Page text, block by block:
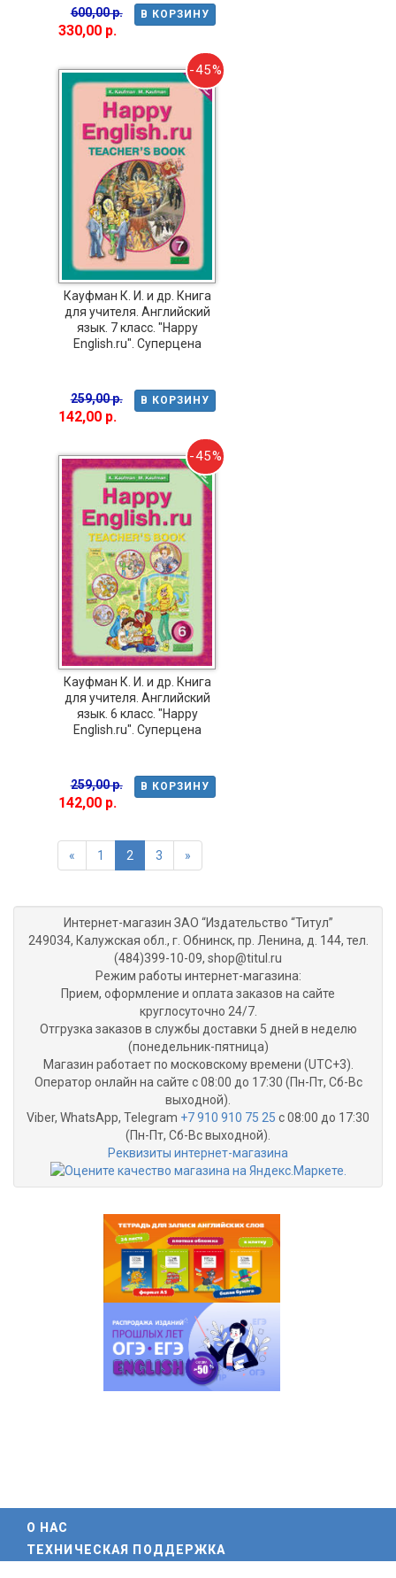
В КОРЗИНУ
600,00 р.
330,00 р.
-45%
Кауфман К. И. и др. Книга
для учителя. Английский
язык. 7 класс. "Happy
English.ru". Суперцена
В КОРЗИНУ
259,00 р.
142,00 р.
-45%
Кауфман К. И. и др. Книга
для учителя. Английский
язык. 6 класс. "Happy
English.ru". Суперцена
В КОРЗИНУ
259,00 р.
142,00 р.
« 1 2 3 »
Интернет-магазин ЗАО “Издательство “Титул”
249034, Калужская обл., г. Обнинск, пр. Ленина, д. 144, тел.
(484)399-10-09, shop@titul.ru
Режим работы интернет-магазина:
Прием, оформление и оплата заказов на сайте
круглосуточно 24/7.
Отгрузка заказов в службы доставки 5 дней в неделю
(понедельник-пятница)
Магазин работает по московскому времени (UTC+3).
Оператор онлайн на сайте с 08:00 до 17:30 (Пн-Пт, Сб-Вс
выходной).
Viber, WhatsApp, Telegram +7 910 910 75 25 с 08:00 до 17:30
(Пн-Пт, Сб-Вс выходной).
Реквизиты интернет-магазина
О НАС
ТЕХНИЧЕСКАЯ ПОДДЕРЖКА